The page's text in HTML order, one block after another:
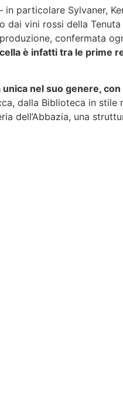
particolare Sylvaner,
vini rossi della
confermata
è infatti tra le prime
nel suo genere,
dalla Biblioteca in stile
dell’Abbazia, una